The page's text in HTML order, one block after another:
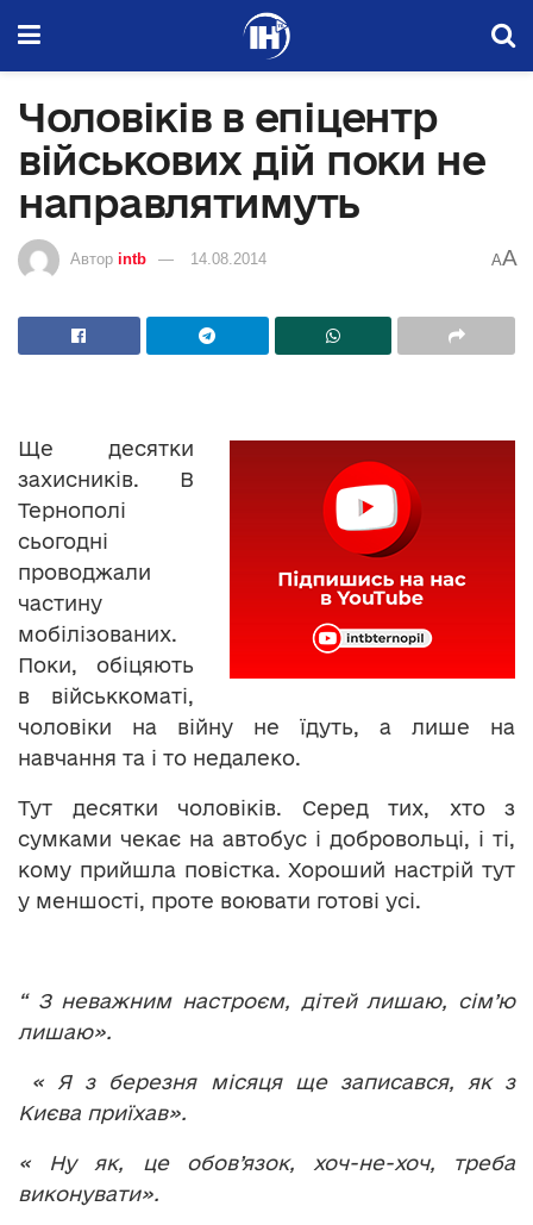
Чоловіків в епіцентр
військових дій поки не
направлятимуть
Автор intb 14.08.2014 AA
Ще десятки
захисників. В
Тернополі
сьогодні
проводжали
частину
мобілізованих.
Поки, обіцяють
в військкоматі,
чоловіки на війну не їдуть, а лише на
навчання та і то недалеко.
Тут десятки чоловіків. Серед тих, хто з
сумками чекає на автобус і добровольці, і ті,
кому прийшла повістка. Хороший настрій тут
у меншості, проте воювати готові усі.
“З неважним настроєм, дітей лишаю, сім’ю
лишаю».
« Я з березня місяця ще записався, як з
Києва приїхав».
« Ну як, це обов’язок, хоч-не-хоч, треба
виконувати».